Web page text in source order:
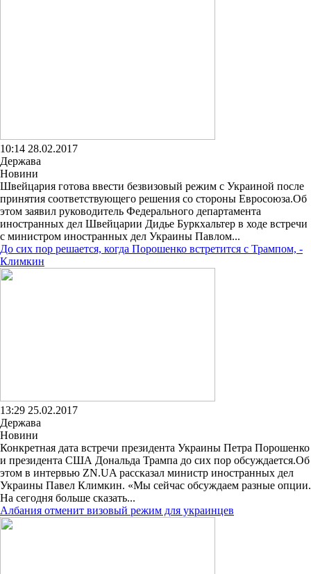
10:14 28.02.2017
Держава
Новини
Швейцария готова ввести безвизовый режим с Украиной после
принятия соответствующего решения со стороны Евросоюза.Об
этом заявил руководитель Федерального департамента
иностранных дел Швейцарии Дидье Буркхальтер в ходе встречи
с министром иностранных дел Украины Павлом...
До сих пор решается, когда Порошенко встретится с Трампом, -
Климкин
13:29 25.02.2017
Держава
Новини
Конкретная дата встречи президента Украины Петра Порошенко
и президента США Дональда Трампа до сих пор обсуждается.Об
этом в интервью ZN.UA рассказал министр иностранных дел
Украины Павел Климкин. «Мы сейчас обсуждаем разные опции.
На сегодня больше сказать...
Албания отменит визовый режим для украинцев